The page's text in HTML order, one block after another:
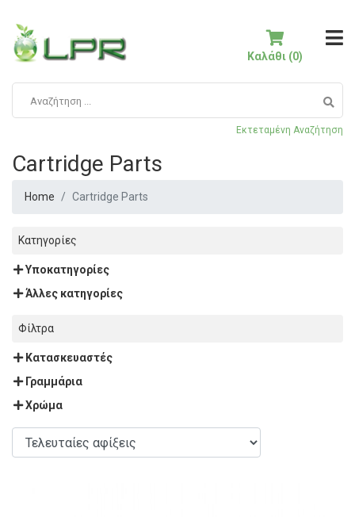
Εκτεταμένη Αναζήτηση
Καλάθι (0)
Cartridge Parts
Home Cartridge Parts
Κατηγορίες
Υποκατηγορίες
Άλλες κατηγορίες
Φίλτρα
Κατασκευαστές
Γραμμάρια
Χρώμα